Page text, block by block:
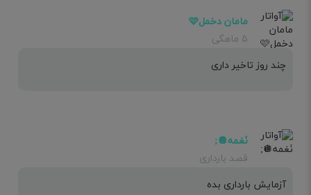
مامان دخمل🩷
۵ ماهگی
چند روز تاخیر داری
نَغمه🪩;
قصد بارداری
آزمایش بارداری بده